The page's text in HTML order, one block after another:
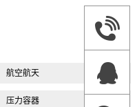
航空航天
压力容器